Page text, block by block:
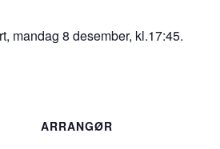
mandag 8 desember, kl.17:45.
ARRANGØR